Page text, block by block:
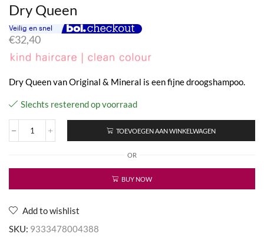
Dry Queen
€32,40
Dry Queen van Original & Mineral is een fijne droogshampoo.
Slechts resterend op voorraad
Dry
TOEVOEGEN AAN WINKELWAGEN
OR
BUY NOW
Add to wishlist
SKU: 9333478004388